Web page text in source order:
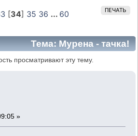
ПЕЧАТЬ
[34] 35 36 ... 60
Тема: Мурена - тачка!
159786 раз)
просматривают эту тему.
»